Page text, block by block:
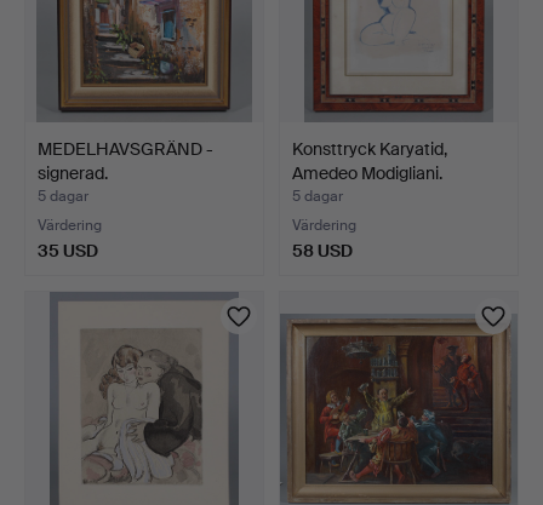
MEDELHAVSGRÄND -
signerad.
5 dagar
Värdering
35 USD
Konsttryck Karyatid,
Amedeo Modigliani.
5 dagar
Värdering
58 USD